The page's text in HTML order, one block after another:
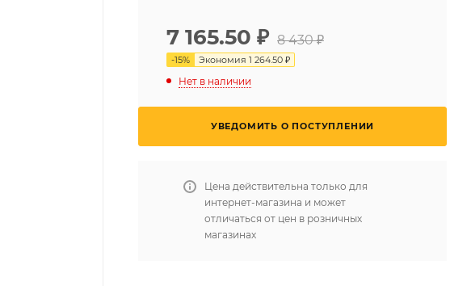
7 165.50 ₽ 8 430 ₽
-15% Экономия 1 264.50 ₽
Нет в наличии
УВЕДОМИТЬ О ПОСТУПЛЕНИИ
Цена действительна только для
интернет-магазина и может
отличаться от цен в розничных
магазинах